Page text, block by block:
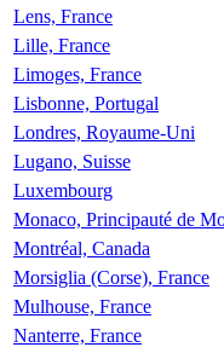
Lens, France
Lille, France
Limoges, France
Lisbonne, Portugal
Londres, Royaume-Uni
Lugano, Suisse
Luxembourg
Monaco, Principauté de
Montréal, Canada
Morsiglia (Corse), France
Mulhouse, France
Nanterre, France